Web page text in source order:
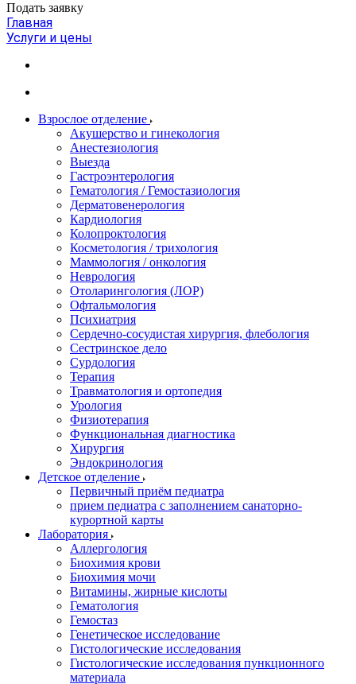
Подать заявку
Главная
Услуги и цены
Взрослое отделение
Акушерство и гинекология
Анестезиология
Выезда
Гастроэнтерология
Гематология / Гемостазиология
Дерматовенерология
Кардиология
Колопроктология
Косметология / трихология
Маммология / онкология
Неврология
Отоларингология (ЛОР)
Офтальмология
Психиатрия
Сердечно-сосудистая хирургия, флебология
Сестринское дело
Сурдология
Терапия
Травматология и ортопедия
Урология
Физиотерапия
Функциональная диагностика
Хирургия
Эндокринология
Детское отделение
Первичный приём педиатра
прием педиатра с заполнением санаторно-
курортной карты
Лаборатория
Аллергология
Биохимия крови
Биохимия мочи
Витамины, жирные кислоты
Гематология
Гемостаз
Генетическое исследование
Гистологические исследования
Гистологические исследования пункционного
материала